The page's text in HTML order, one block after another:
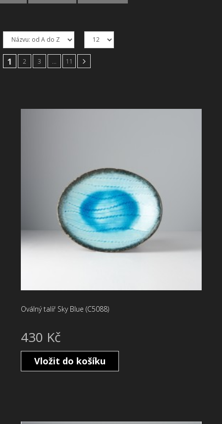
SHOWROOM
REALIZACE
O NÁS
1 2 3 ... 11
Oválný talíř Sky Blue (C5088)
430 Kč
Vložit do košíku